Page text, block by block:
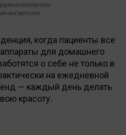
косметолог
когда пациенты все
для домашнего
о себе не только в
на ежедневной
— каждый день делать
красоту.